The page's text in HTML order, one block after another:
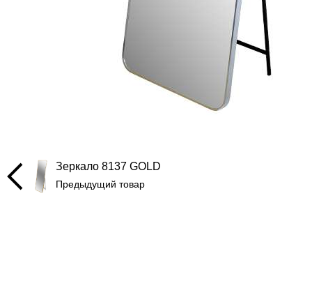
Зеркало 8137 GOLD
Предыдущий товар